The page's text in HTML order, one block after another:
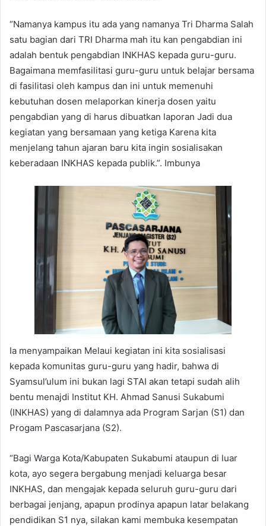
“Namanya kampus itu ada yang namanya Tri Dharma Salah
satu bagian dari TRI Dharma mah itu kan pengabdian ini
adalah bentuk pengabdian INKHAS kepada guru-guru.
Bagaimana memfasilitasi guru-guru untuk belajar bersama
di fasilitasi oleh kampus dan ini untuk memenuhi
kebutuhan dosen melaporkan kinerja dosen yaitu
pengabdian yang di harus dibuatkan laporan Jadi dua
kegiatan yang bersamaan yang ketiga Karena kita
menjelang tahun ajaran baru kita ingin sosialisakan
keberadaan INKHAS kepada publik.”. Imbunya
Ia menyampaikan Melaui kegiatan ini kita sosialisasi
kepada komunitas guru-guru yang hadir, bahwa di
Syamsul’ulum ini bukan lagi STAI akan tetapi sudah alih
bentu menajdi Institut KH. Ahmad Sanusi Sukabumi
(INKHAS) yang di dalamnya ada Program Sarjan (S1) dan
Progam Pascasarjana (S2).
“Bagi Warga Kota/Kabupaten Sukabumi ataupun di luar
kota, ayo segera bergabung menjadi keluarga besar
INKHAS, dan mengajak kepada seluruh guru-guru dari
berbagai jenjang, apapun prodinya apapun latar belakang
pendidikan S1 nya, silakan kami membuka kesempatan